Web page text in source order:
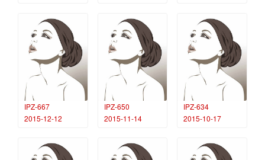
IPZ-667
2015-12-12
IPZ-650
2015-11-14
IPZ-634
2015-10-17